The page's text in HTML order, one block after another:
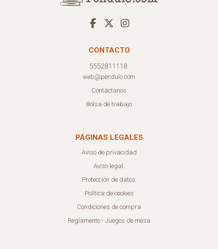
CONTACTO
web@pendulo.com
Contáctanos
Bolsa de trabajo
PÁGINAS LEGALES
Aviso de privacidad
Aviso legal.
Protección de datos.
Política de cookies
Condiciones de compra
Reglamento - Juegos de mesa